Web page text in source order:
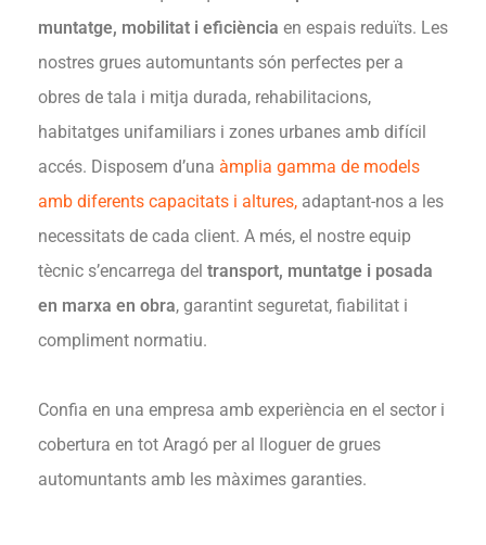
muntatge, mobilitat i eficiència en espais reduïts. Les
nostres grues automuntants són perfectes per a
obres de tala i mitja durada, rehabilitacions,
habitatges unifamiliars i zones urbanes amb difícil
accés. Disposem d’una àmplia gamma de models
amb diferents capacitats i altures, adaptant-nos a les
necessitats de cada client. A més, el nostre equip
tècnic s’encarrega del transport, muntatge i posada
en marxa en obra, garantint seguretat, fiabilitat i
compliment normatiu.
Confia en una empresa amb experiència en el sector i
cobertura en tot Aragó per al lloguer de grues
automuntants amb les màximes garanties.